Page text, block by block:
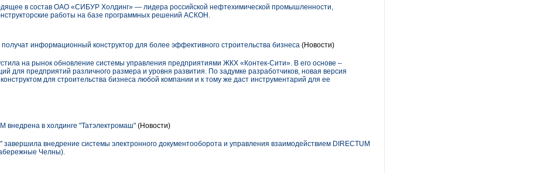
в состав ОАО «СИБУР Холдинг» — лидера российской нефтехимической промышленности,
работы на базе программных решений АСКОН.
информационный конструктор для более эффективного строительства бизнеса (Новости)
на рынок обновление системы управления предприятиями ЖКХ «Контек-Сити». В его основе –
для предприятий различного размера и уровня развития. По задумке разработчиков, новая версия
для строительства бизнеса любой компании и к тому же даст инструментарий для ее
внедрена в холдинге "Татэлектромаш" (Новости)
внедрение системы электронного документооборота и управления взаимодействием DIRECTUM
Челны).